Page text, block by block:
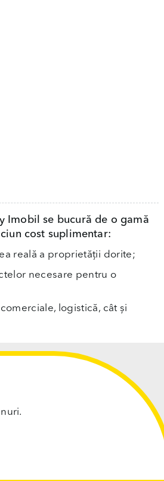
Imobil se bucură de o gamă
cost suplimentar:
reală a proprietății dorite;
necesare pentru o
logistică, cât și